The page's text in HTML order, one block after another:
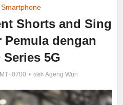
Smartphone
Shorts and Sing
Pemula dengan
Series 5G
oleh Ageng Wuri